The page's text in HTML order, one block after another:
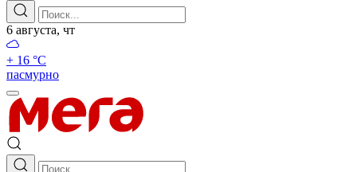
6 августа, чт
+ 16 °С
пасмурно